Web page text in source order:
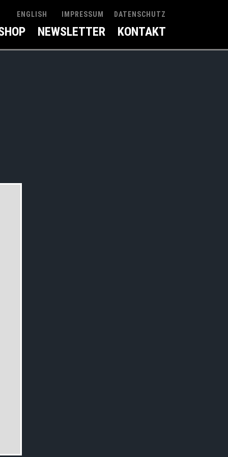
ENGLISH IMPRESSUM DATENSCHUTZ
NEWSLETTER KONTAKT